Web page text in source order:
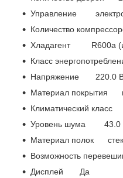
Управление
Количество
Хладагент R600a
Класс
Напряжение 220.0
Материал покрытия
Климатический класс
Уровень шума 43.0
Материал полок
Возможность
Дисплей Да